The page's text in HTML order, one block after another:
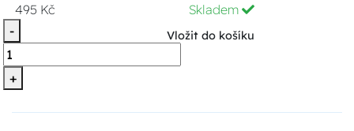
495 Kč
Skladem
-
+
Vložit do košíku